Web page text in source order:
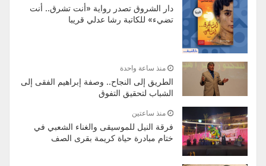
دار الشروق تصدر رواية «أنت تشرق.. أنت
تضيء» للكاتبة رشا عدلي قريبا
منذ ساعة واحدة
الطريق إلى النجاح.. وصفة إبراهيم الفقى إلى
الشباب لتحقيق التفوق
منذ ساعتين
فرقة النيل للموسيقى والغناء الشعبي في
ختام مبادرة حياة كريمة بقرى الصف